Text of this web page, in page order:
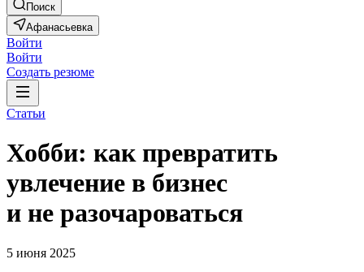
Поиск
Афанасьевка
Войти
Войти
Создать резюме
Статьи
Хобби: как превратить
увлечение в бизнес
и не разочароваться
5 июня 2025